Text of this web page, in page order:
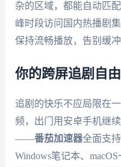
杂的区域，都能自动匹
峰时段访问国内热播剧
保持流畅播放，告别缓冲
你的跨屏追剧自由
追剧的快乐不应局限在
频，出门用安卓手机继
——番茄加速器全面支
Windows笔记本、